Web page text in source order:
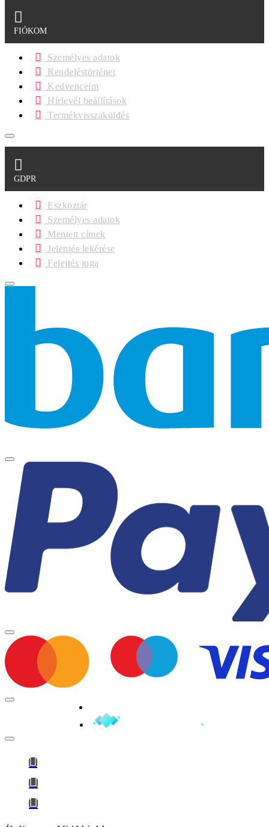
FIÓKOM
Személyes adatok
Rendeléstörténet
Kedvenceim
Hírlevél beállítások
Termékvisszaküldés
GDPR
Eszköztár
Személyes adatok
Mentett címek
Jelentés lekérése
Felejtés joga